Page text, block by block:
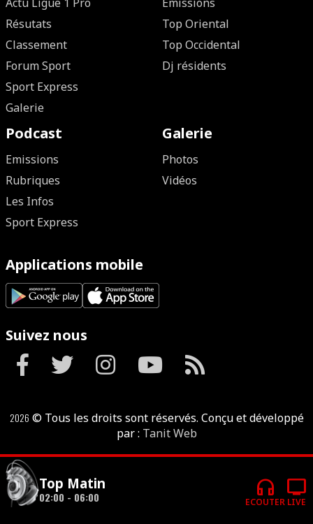
Résutats
Classement
Forum Sport
Sport Express
Galerie
Top Oriental
Top Occidental
Dj résidents
Podcast
Emissions
Rubriques
Les Infos
Sport Express
Galerie
Photos
Vidéos
Applications mobile
Suivez nous
2026 © Tous les droits sont réservés. Conçu et développé
par : Tanit Web
Top Matin
02:00 - 06:00 headphones
ECOUTER
tv
LIVE